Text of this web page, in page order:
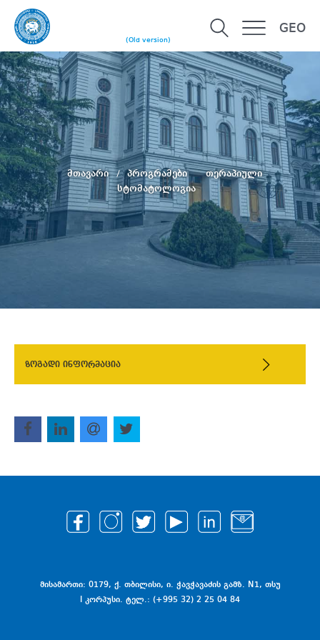
(Old version)
GEO
მთავარი პროგრამები
თერაპიული
სტომატოლოგია
ზოგადი ინფორმაცია
მისამართი: 0179, ქ. თბილისი, ი. ჭავჭავაძის გამზ. N1, თსუ
I კორპუსი. ტელ.: (+995 32) 2 25 04 84